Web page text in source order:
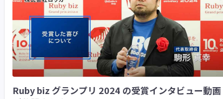
Ruby biz グランプリ 2024 の受賞インタビュー動画